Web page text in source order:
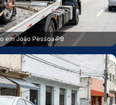
em João Pessoa‑PB